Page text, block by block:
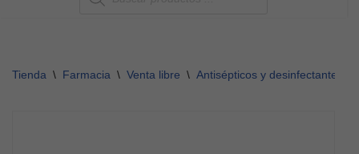
Tienda \ Farmacia \ Venta libre \ Antisépticos y desinfectantes